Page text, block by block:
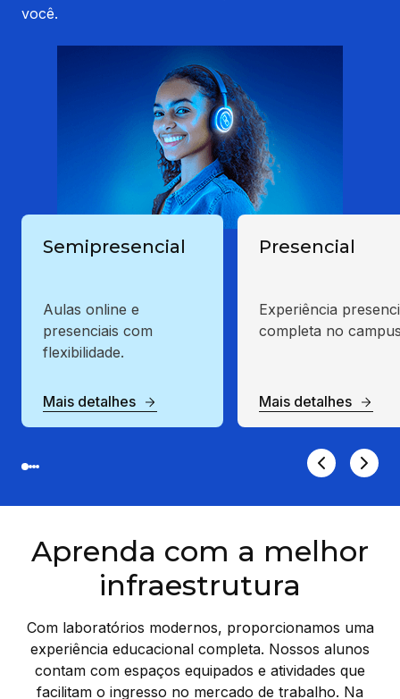
você.
Semipresencial
Aulas online e
presenciais com
flexibilidade.
Mais detalhes
Presencial
Experiência
completa no
Mais detalhes
Aprenda com a melhor
infraestrutura
Com laboratórios modernos, proporcionamos uma
experiência educacional completa. Nossos alunos
contam com espaços equipados e atividades que
facilitam o ingresso no mercado de trabalho. Na